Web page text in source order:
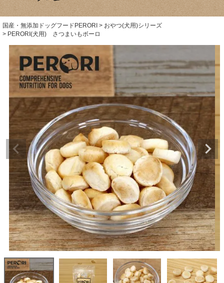
国産・無添加ドッグフードPERORI
おやつ(犬用)シリーズ
PERORI(犬用) さつまいもボーロ